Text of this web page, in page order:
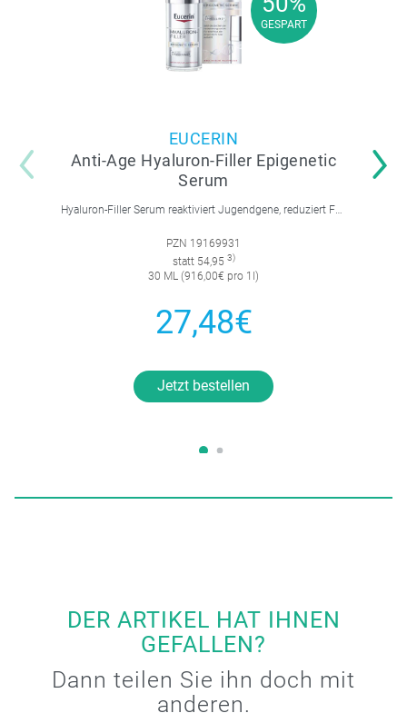
GESPART
50%
GESPART
EUCERIN
Anti-Age Hyaluron-Filler Epigenetic
Serum
Hyaluron-Filler Serum reaktiviert Jugendgene, reduziert Falten und feine Linien, spendet intensive Feuchtigkeit und strafft die Gesichtskonturen.
PZN 19169931
statt 54,95 3)
30 ML (916,00€ pro 1l)
27,48€
Jetzt bestellen
DER ARTIKEL HAT IHNEN
GEFALLEN?
Dann teilen Sie ihn doch mit
anderen.